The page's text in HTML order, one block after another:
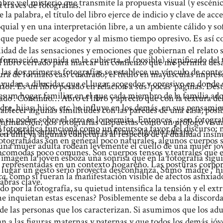
través de fotografías.
y el misterio que transmite la propuesta visual (y
la palabra, el título del libro ejerce de indicio y clave de
y en una interpretación libre, a un ambiente cálido y
puede ser acogedor y al mismo tiempo opresivo. Es
de las sensaciones y emociones que gobiernan el
libro cerrado para marcar un comienzo que me permita
de formato casi cuadrado; el título en mayúsculas
Es un libro pesado en relación a sus ‘pocas’ páginas.
Continúo… Abro el libro y aprecio que con la textura
algunas similitudes con las paredes de una casa,
dos fotografías dispuestas como un prólogo
unir ya algunas conjeturas al respecto de la dualidad
mujer adulta rodean levemente el cuello de una mujer
la joven esboza una sonrisa que en la fotografía
un gesto serio proyecta desconfianza. Sumo ‘madre’,
clave.
reunida en la cubierta, el (posible) significado
dos primeras fotografías se establece un vínculo de
a dilucidar que el lugar acogedor y opresivo en
un hogar familiar en el que cada miembro de la familia
hijas, hijos, etc.) e influye en los demás, en sus
su poder sobre el otro se lo permita. Entonces, ¿son
podrían serlo, aunque me reafirmo: algo no encaja.
funciona como un recurso a favor del discurso;
son en general poco naturales, algunos cuerpos
poco comunes. Son cuerpos tensos y teatrales
representadas en un contexto hogareño. Las posturas
, como si fueran la manifestación visible de afectos
por la fotografía, su quietud intensifica la tensión y el
inquietan estas escenas? Posiblemente se deba a la
las personas que los caracterizan. Si asumimos que los